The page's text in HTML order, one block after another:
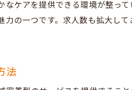
ケアを提供できる環境が整っ
の一つです。求人数も拡大し
法